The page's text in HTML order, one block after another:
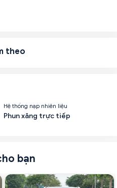
theo
Hệ thống nạp nhiên liệu
Phun xăng trực tiếp
bạn